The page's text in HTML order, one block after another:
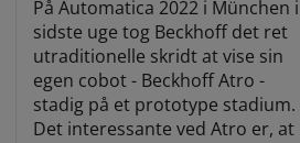
På Automatica 2022 i München i
sidste uge tog Beckhoff det ret
utraditionelle skridt at vise sin
egen cobot - Beckhoff Atro -
stadig på et prototype stadium.
Det interessante ved Atro er, at